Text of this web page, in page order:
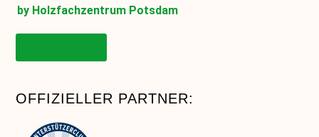
by Holzfachzentrum Potsdam
OFFIZIELLER PARTNER: